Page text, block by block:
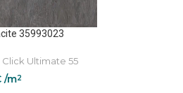
35993023
Ultimate 55
/m2